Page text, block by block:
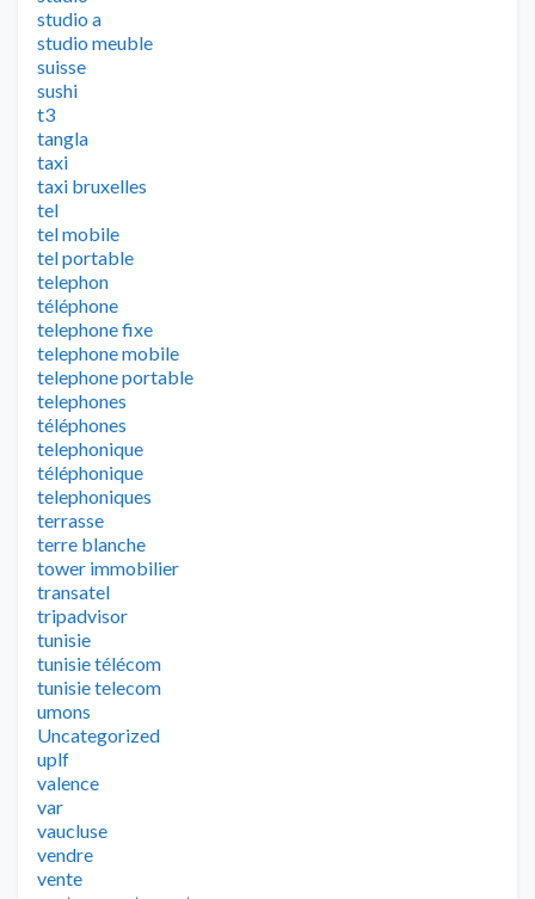
studio a
studio meuble
suisse
sushi
t3
tangla
taxi
taxi bruxelles
tel
tel mobile
tel portable
telephon
téléphone
telephone fixe
telephone mobile
telephone portable
telephones
téléphones
telephonique
téléphonique
telephoniques
terrasse
terre blanche
tower immobilier
transatel
tripadvisor
tunisie
tunisie télécom
tunisie telecom
umons
Uncategorized
uplf
valence
var
vaucluse
vendre
vente